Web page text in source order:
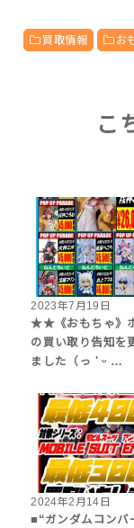
買取情報 お
こ
2023年7月19日
★★《おもちゃ》
の買い取り告知を
ました（っ ' ᵕ …
2024年2月14日
■“ガンダムコンバ